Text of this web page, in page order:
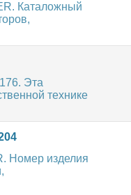
Каталожный
Эта
технике
Номер изделия